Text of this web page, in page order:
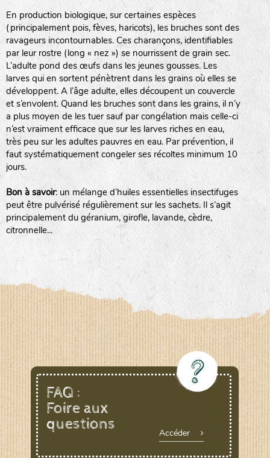
LA RÉFÉRENCE :F BEL 20BPA1A (en haut à gauche)
Les autres catégories étant :
E : Engrais vert
: Légumes
A: Aromatiques
BEL : Code de la variété
(Ici Belle de nuit)
20 : Année de récolte
En production biologique, sur certaines espèces
(principalement pois, fèves, haricots), les bruches sont des
ravageurs incontournables. Ces charançons, identifiables
par leur rostre (long « nez ») se nourrissent de grain sec.
L’adulte pond des œufs dans les jeunes gousses. Les
larves qui en sortent pénètrent dans les grains où elles se
développent. A l’âge adulte, elles découpent un couvercle
et s’envolent. Quand les bruches sont dans les grains, il n’y
a plus moyen de les tuer sauf par congélation mais celle-ci
n’est vraiment efficace que sur les larves riches en eau,
très peu sur les adultes pauvres en eau. Par prévention, il
faut systématiquement congeler ses récoltes minimum 10
jours.
Bon à savoir: un mélange d’huiles essentielles insectifuges
peut être pulvérisé régulièrement sur les sachets. Il s’agit
principalement du géranium, girofle, lavande, cèdre,
citronnelle...
mare
tas de compost
fleurs
animaux domestiques
animaux sauvages
biodiversité cultivée
FAQ :
Foire aux
questions
Accéder